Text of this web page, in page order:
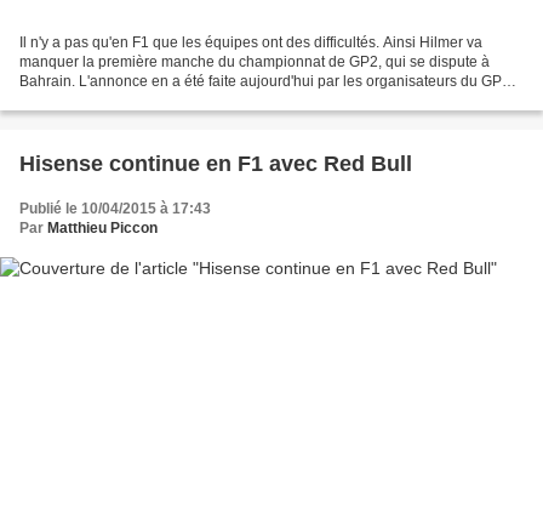
Il n'y a pas qu'en F1 que les équipes ont des difficultés. Ainsi Hilmer va
manquer la première manche du championnat de GP2, qui se dispute à
Bahrain. L'annonce en a été faite aujourd'hui par les organisateurs du GP2 :
Hisense continue en F1 avec Red Bull
Publié le 10/04/2015 à 17:43
Par Matthieu Piccon